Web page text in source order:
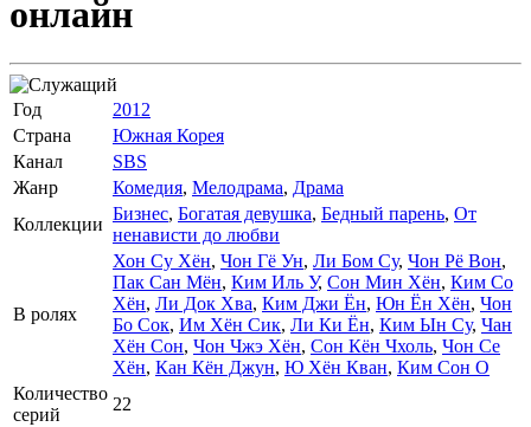
онлайн
Год
2012
Страна
Южная Корея
Канал
SBS
Жанр
Комедия, Мелодрама, Драма
Коллекции
Бизнес, Богатая девушка, Бедный парень, От
ненависти до любви
В ролях
Хон Су Хён, Чон Гё Ун, Ли Бом Су, Чон Рё Вон,
Пак Сан Мён, Ким Иль У, Сон Мин Хён, Ким Со
Хён, Ли Док Хва, Ким Джи Ён, Юн Ён Хён, Чон
Бо Сок, Им Хён Сик, Ли Ки Ён, Ким Ын Су, Чан
Хён Сон, Чон Чжэ Хён, Сон Кён Чхоль, Чон Се
Хён, Кан Кён Джун, Ю Хён Кван, Ким Сон О
Количество
серий
22